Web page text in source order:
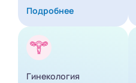
Подробнее
Гинекология